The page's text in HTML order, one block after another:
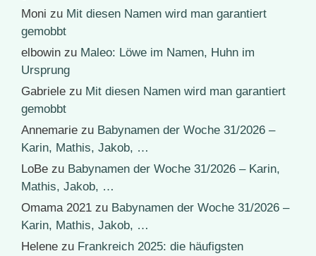
Moni zu Mit diesen Namen wird man garantiert
gemobbt
elbowin zu Maleo: Löwe im Namen, Huhn im
Ursprung
Gabriele zu Mit diesen Namen wird man garantiert
gemobbt
Annemarie zu Babynamen der Woche 31/2026 –
Karin, Mathis, Jakob, …
LoBe zu Babynamen der Woche 31/2026 – Karin,
Mathis, Jakob, …
Omama 2021 zu Babynamen der Woche 31/2026 –
Karin, Mathis, Jakob, …
Helene zu Frankreich 2025: die häufigsten